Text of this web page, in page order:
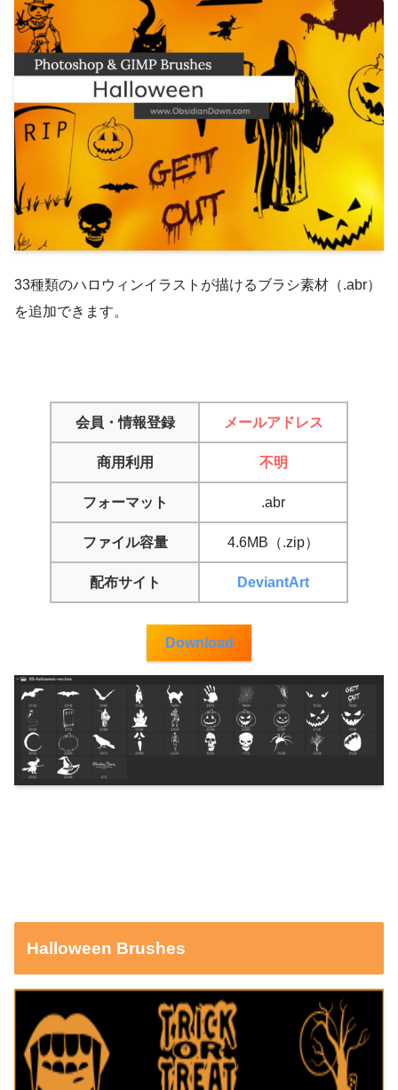
33種類のハロウィンイラストが描けるブラシ素材（.abr）
を追加できます。
会員・情報登録 メールアドレス
商用利用 不明
フォーマット .abr
ファイル容量 4.6MB（.zip）
配布サイト DeviantArt
Download
Halloween Brushes